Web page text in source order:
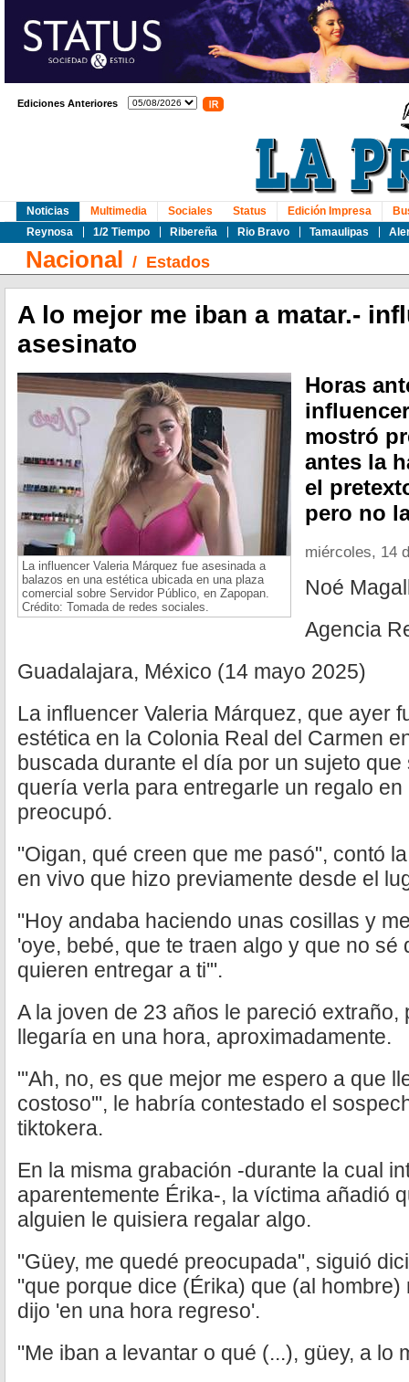
Ediciones Anteriores
Noticias
Reynosa
1/2 Tiempo Ribereña Rio Bravo Tamaulipas
Multimedia Sociales Status Edición Impresa
Nacional / Estados
A lo mejor me iban a matar.-
asesinato
La influencer Valeria Márquez fue asesinada a
balazos en una estética ubicada en una plaza
comercial sobre Servidor Público, en Zapopan.
Crédito: Tomada de redes sociales.
Horas
mostró
antes la
el
pero no
miércoles, 14
Noé
Agencia
Guadalajara, México (14 mayo 2025)
La influencer Valeria Márquez, que ayer
estética en la Colonia Real del Carmen
buscada durante el día por un sujeto
quería verla para entregarle un regalo
preocupó.
"Oigan, qué creen que me pasó", contó
en vivo que hizo previamente desde el
"Hoy andaba haciendo unas cosillas y
'oye, bebé, que te traen algo y que no sé
quieren entregar a ti'".
A la joven de 23 años le pareció extraño,
llegaría en una hora, aproximadamente.
"'Ah, no, es que mejor me espero a que
costoso'", le habría contestado el
tiktokera.
En la misma grabación -durante la cual
aparentemente Érika-, la víctima añadió
alguien le quisiera regalar algo.
"Güey, me quedé preocupada", siguió
"que porque dice (Érika) que (al
dijo 'en una hora regreso'.
"Me iban a levantar o qué (...), güey, a lo